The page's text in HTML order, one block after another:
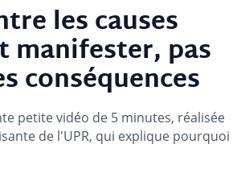
les causes
manifester, pas
conséquences
petite vidéo de 5 minutes, réalisée
de l'UPR, qui explique pourquoi